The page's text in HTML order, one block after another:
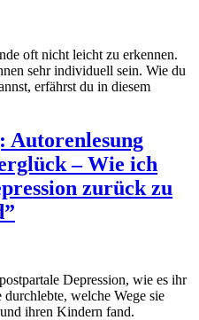
oft nicht leicht zu erkennen.
sehr individuell sein. Wie du
erfährst du in diesem
Autorenlesung
– Wie ich
zurück zu
Depression, wie es ihr
welche Wege sie
ihren Kindern fand.